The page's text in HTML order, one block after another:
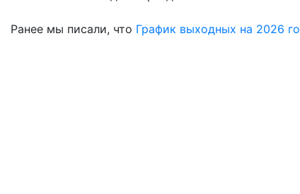
Ранее мы писали, что График выходных на 2026